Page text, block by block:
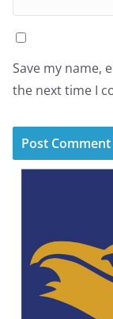
Save my name,
the next time I